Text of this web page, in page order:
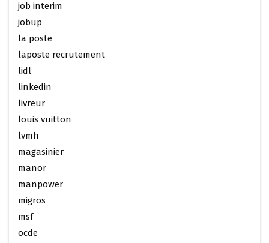
job interim
jobup
la poste
laposte recrutement
lidl
linkedin
livreur
louis vuitton
lvmh
magasinier
manor
manpower
migros
msf
ocde